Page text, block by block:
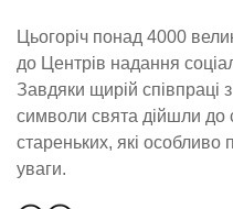
Цьогоріч понад 4000
до Центрів надання
Завдяки щирій співпраці
символи свята дійшли до
стареньких, які особливо
уваги.